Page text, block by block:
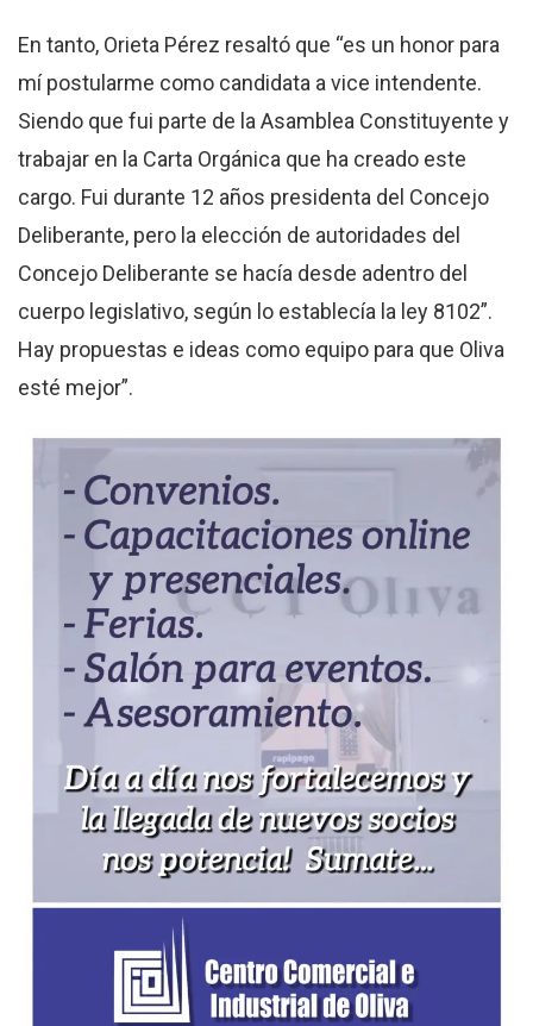
En tanto, Orieta Pérez resaltó que “es un honor para
mí postularme como candidata a vice intendente.
Siendo que fui parte de la Asamblea Constituyente y
trabajar en la Carta Orgánica que ha creado este
cargo. Fui durante 12 años presidenta del Concejo
Deliberante, pero la elección de autoridades del
Concejo Deliberante se hacía desde adentro del
cuerpo legislativo, según lo establecía la ley 8102”.
Hay propuestas e ideas como equipo para que Oliva
esté mejor”.